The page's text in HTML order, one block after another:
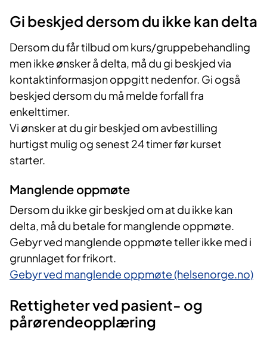
Gi beskjed dersom du ikke kan delta
Dersom du får tilbud om kurs/gruppebehandling
men ikke ønsker å delta, må du gi beskjed via
kontaktinformasjon oppgitt nedenfor. Gi også
beskjed dersom du må melde forfall fra
enkelttimer.
Vi ønsker at du gir beskjed om avbestilling
hurtigst mulig og senest 24 timer før kurset
starter.
Manglende oppmøte
Dersom du ikke gir beskjed om at du ikke kan
delta, må du betale for manglende oppmøte.
Gebyr ved manglende oppmøte teller ikke med i
grunnlaget for frikort.
Gebyr ved manglende oppmøte (helsenorge.no)
Rettigheter ved pasient- og
pårørendeopplæring